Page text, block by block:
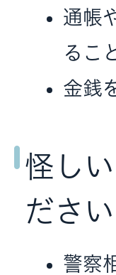
通帳
るこ
金銭
怪し
ださい
警察